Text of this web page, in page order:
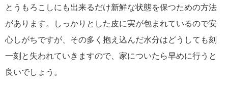
とうもろこしにも出来るだけ新鮮な状態を保つための方法
があります。しっかりとした皮に実が包まれているので安
心しがちですが、その多く抱え込んだ水分はどうしても刻
一刻と失われていきますので、家についたら早めに行うと
良いでしょう。